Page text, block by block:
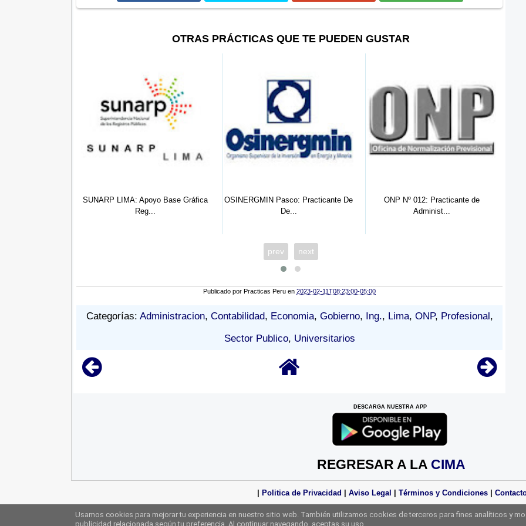
OTRAS PRÁCTICAS QUE TE PUEDEN GUSTAR
Apoyo Base Gráfica
OSINERGMIN Pasco: Practicante De
ONP Nº 012: Practicante de
Administ...
ONP Nº 031: Practicante de
Derecho,...
prev next
Publicado por Practicas Peru en 2023-02-11T08:23:00-05:00
Categorías: Administracion, Contabilidad, Economia, Gobierno, Ing., Lima, ONP, Profesional,
Sector Publico, Universitarios
DESCARGA NUESTRA APP
REGRESAR A LA CIMA
Politica de Privacidad Aviso Legal Términos y Condiciones
Derechos Reservados Practicas Perú 2025
Usamos cookies para mejorar tu experiencia en nuestro sitio web. También utilizamos cookies de terceros para fines analíticos y
publicidad relacionada según tu preferencia. Al continuar navegando, aceptas su uso.